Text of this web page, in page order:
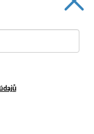
pohodlné
zlepšovat